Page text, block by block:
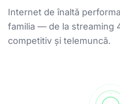
Internet de înaltă
familia — de la streaming
competitiv și telemuncă.